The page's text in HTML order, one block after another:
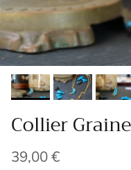
Collier
Prix habituel
39,00 €